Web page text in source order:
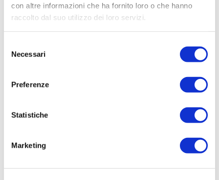
con altre informazioni che ha fornito loro o che hanno
raccolto dal suo utilizzo dei loro servizi.
delNecessari
Preferenze
Statistiche
Marketing
Aggiudicatario Nome:
MARCHIOL SPA - cod. fisc. 01176110268
Importo Aggiudicazione: